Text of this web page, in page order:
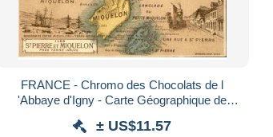
FRANCE - Chromo des Chocolats de l
'Abbaye d'Igny - Carte Géographique de
± US$11.57